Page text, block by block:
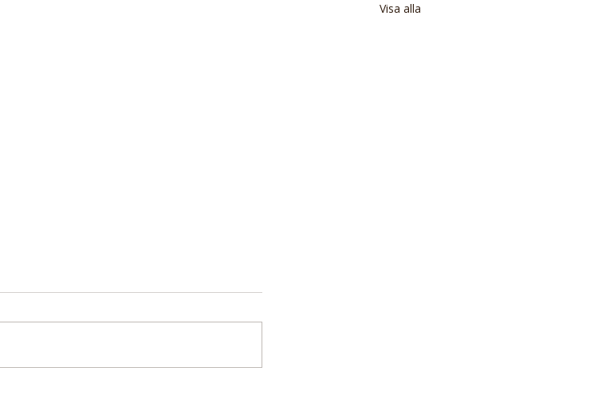
Visa alla